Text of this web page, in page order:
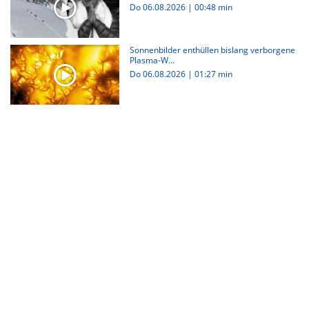
Do 06.08.2026 | 00:48 min
Sonnenbilder enthüllen bislang verborgene
Plasma-W...
Do 06.08.2026 | 01:27 min